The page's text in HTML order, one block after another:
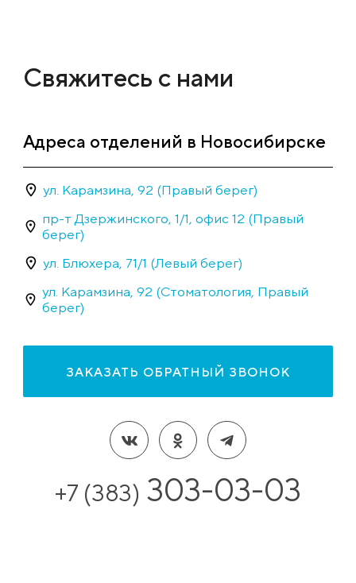
Свяжитесь с нами
Адреса отделений в Новосибирске
ул. Карамзина, 92 (Правый берег)
пр-т Дзержинского, 1/1, офис 12 (Правый
берег)
ул. Блюхера, 71/1 (Левый берег)
ул. Карамзина, 92 (Стоматология, Правый
берег)
ЗАКАЗАТЬ ОБРАТНЫЙ ЗВОНОК
+7 (383) 303-03-03